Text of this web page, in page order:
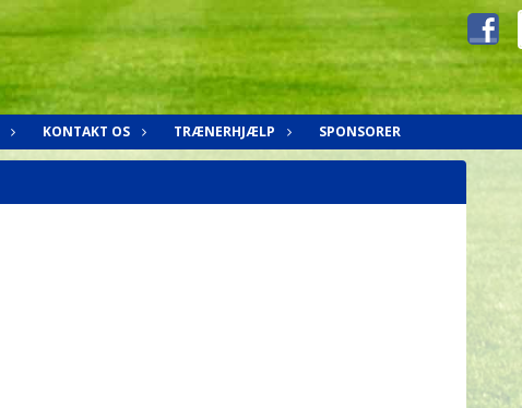
KONTAKT OS TRÆNERHJÆLP SPONSORER